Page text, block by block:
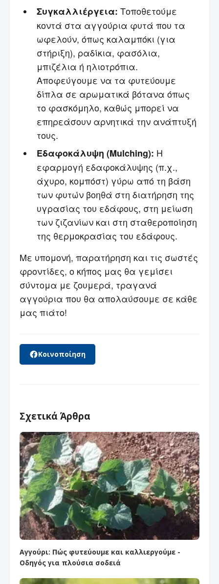
Συγκαλλιέργεια: Τοποθετούμε
κοντά στα αγγούρια φυτά που τα
ωφελούν, όπως καλαμπόκι (για
στήριξη), ραδίκια, φασόλια,
μπιζέλια ή ηλιοτρόπια.
Αποφεύγουμε να τα φυτεύουμε
δίπλα σε αρωματικά βότανα όπως
το φασκόμηλο, καθώς μπορεί να
επηρεάσουν αρνητικά την ανάπτυξή
τους.
Εδαφοκάλυψη (Mulching): Η
εφαρμογή εδαφοκάλυψης (π.χ.,
άχυρο, κομπόστ) γύρω από τη βάση
των φυτών βοηθά στη διατήρηση της
υγρασίας του εδάφους, στη μείωση
των ζιζανίων και στη σταθεροποίηση
της θερμοκρασίας του εδάφους.
Με υπομονή, παρατήρηση και τις σωστές
φροντίδες, ο κήπος μας θα γεμίσει
σύντομα με ζουμερά, τραγανά
αγγούρια που θα απολαύσουμε σε κάθε
μας πιάτο!
Κοινοποίηση
Σχετικά Άρθρα
Αγγούρι: Πώς φυτεύουμε και καλλιεργούμε -
Οδηγός για πλούσια σοδειά